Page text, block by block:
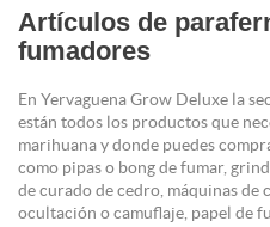
Artículos de
fumadores
En Yervaguena Grow Deluxe la
están todos los productos que
marihuana y donde puedes
como pipas o bong de fumar,
de curado de cedro, máquinas de
ocultación o camuflaje, papel de